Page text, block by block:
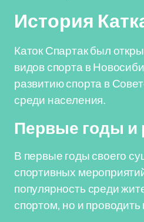
История
Каток Спартак был
видов спорта в
развитию спорта в
среди населения.
Первые годы и
В первые годы своего
спортивных
популярность среди
спортом, но и